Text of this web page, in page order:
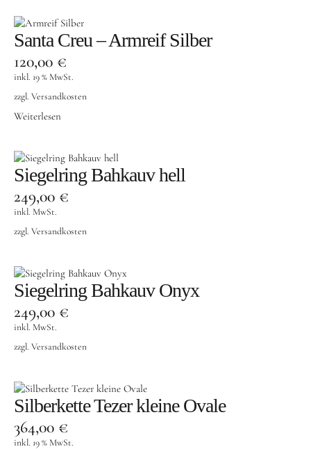
Santa Creu – Armreif Silber
120,00 €
inkl. 19 % MwSt.
zzgl. Versandkosten
Weiterlesen
Siegelring Bahkauv hell
249,00 €
inkl. MwSt.
zzgl. Versandkosten
Siegelring Bahkauv Onyx
249,00 €
inkl. MwSt.
zzgl. Versandkosten
Silberkette Tezer kleine Ovale
364,00 €
inkl. 19 % MwSt.